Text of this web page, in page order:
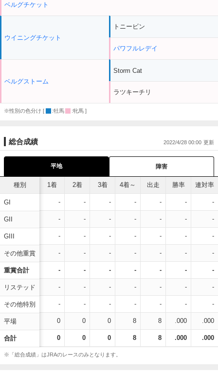
ベルグチケット
ウイニングチケット
ベルグストーム
トニービン
パワフルレデイ
Storm Cat
ラツキーチリ
※性別の色分け [ :牡馬 :牝馬 ]
総合成績 2022/4/28 00:00
平地 障害
種別
GI
GII
GIII
その他重賞
重賞合計
リステッド
その他特別
平場
合計
1着 2着 3着 4着～ 出走 勝率 連対率
- - - - - - -
- - - - - - -
- - - - - - -
- - - - - - -
- - - - - - -
- - - - - - -
- - - - - - -
0 0 0 8 8 .000 .000
0 0 0 8 8 .000 .000
※「総合成績」はJRAのレースのみとなります。